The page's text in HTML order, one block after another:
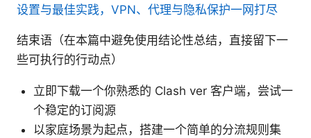
设置与最佳实践，VPN、代理与隐私保护一网打尽
结束语（在本篇中避免使用结论性总结，直接留下一
些可执行的行动点）
立即下载一个你熟悉的 Clash ver 客户端，尝试一
个稳定的订阅源
以家庭场景为起点，搭建一个简单的分流规则集